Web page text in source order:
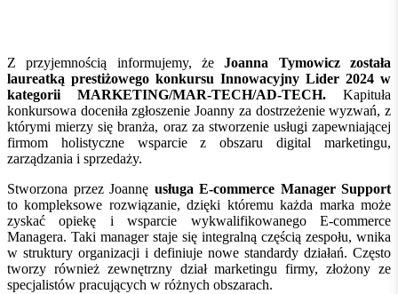
Z przyjemnością informujemy, żeJoanna Tymowicz została
laureatką prestiżowego konkursu Innowacyjny Lider 2024 w
kategorii MARKETING/MAR-TECH/AD-TECH. Kapituła
konkursowa doceniła zgłoszenie Joanny za dostrzeżenie wyzwań, z
którymi mierzy się branża, oraz za stworzenie usługi zapewniającej
firmom holistyczne wsparcie z obszaru digital marketingu,
zarządzania i sprzedaży.
Stworzona przez Joannę usługa E-commerce Manager Support
to kompleksowe rozwiązanie, dzięki któremu każda marka może
zyskać opiekę i wsparcie wykwalifikowanego E-commerce
Managera. Taki manager staje się integralną częścią zespołu, wnika
w struktury organizacji i definiuje nowe standardy działań. Często
tworzy również zewnętrzny dział marketingu firmy, złożony ze
specjalistów pracujących w różnych obszarach.